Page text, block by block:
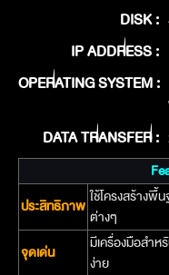
DISK :
IP ADDRESS :
OPERATING SYSTEM :
DATA TRANSFER :
ประสิทธิภาพ ใช้โครงสร้างพื้
ต่างๆ
จุดเด่น
มีเครื่องมือสำห
ง่าย